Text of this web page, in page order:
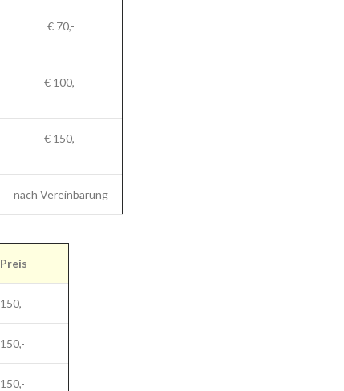
€ 70,-
€ 100,-
€ 150,-
nach Vereinbarung
Preis
150,-
150,-
150,-